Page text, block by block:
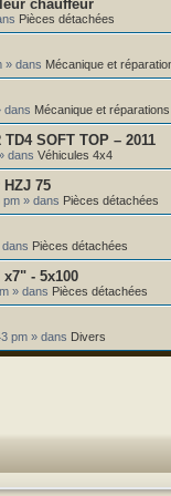
chauffeur
Pièces détachées
» dans Mécanique et
Mécanique et réparations
SOFT TOP – 2011
dans Véhicules 4x4
75
pm» dans Pièces détachées
Pièces détachées
- 5x100
» dans Pièces détachées
pm» dans Divers